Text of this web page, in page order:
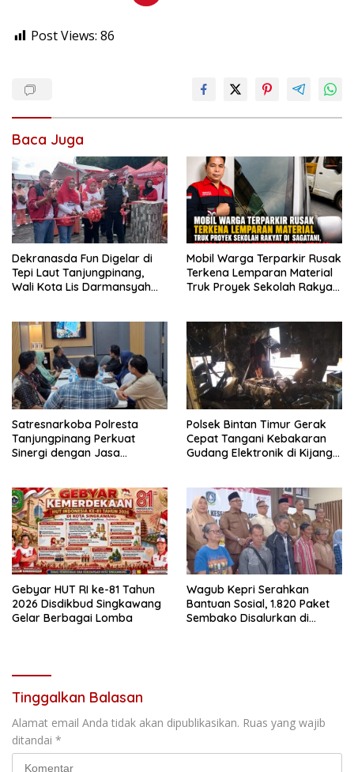
Post Views: 86
Baca Juga
Dekranasda Fun Digelar di
Tepi Laut Tanjungpinang,
Wali Kota Lis Darmansyah
Mobil Warga Terparkir Rusak
Terkena Lemparan Material
Truk Proyek Sekolah Rakyat
Satresnarkoba Polresta
Tanjungpinang Perkuat
Sinergi dengan Jasa
Polsek Bintan Timur Gerak
Cepat Tangani Kebakaran
Gudang Elektronik di Kijang
Gebyar HUT RI ke-81 Tahun
2026 Disdikbud Singkawang
Gelar Berbagai Lomba
Wagub Kepri Serahkan
Bantuan Sosial, 1.820 Paket
Sembako Disalurkan di
Tinggalkan Balasan
Alamat email Anda tidak akan dipublikasikan. Ruas yang wajib
ditandai *